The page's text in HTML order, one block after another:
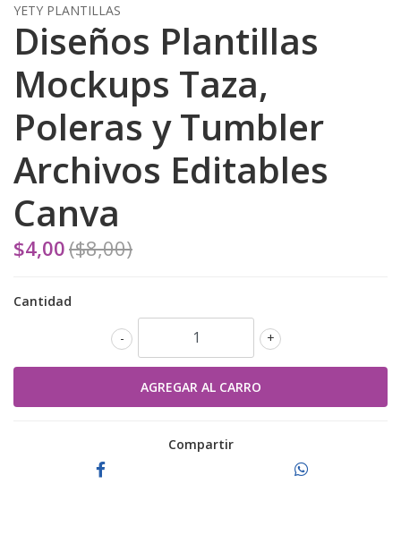
YETY PLANTILLAS
Diseños Plantillas
Mockups Taza,
Poleras y Tumbler
Archivos Editables
Canva
$4,00($8,00)
Cantidad
+
-
Compartir